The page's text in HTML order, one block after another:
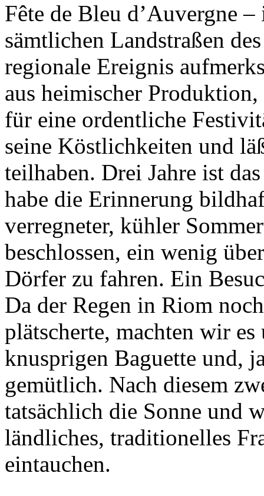
Fête de Bleu d’Auvergne
sämtlichen Landstraßen
regionale Ereignis
aus heimischer
für eine ordentliche
seine Köstlichkeiten und
teilhaben. Drei Jahre ist
habe die Erinnerung
verregneter, kühler
beschlossen, ein wenig
Dörfer zu fahren. Ein
Da der Regen in Riom
plätscherte, machten wir
knusprigen Baguette und,
gemütlich. Nach diesem
tatsächlich die Sonne und
ländliches, traditionelles
eintauchen.